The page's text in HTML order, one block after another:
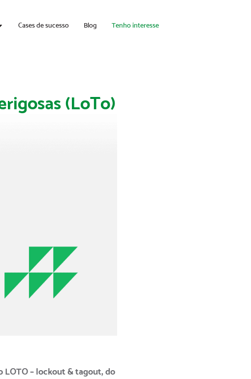
Cases de sucesso Blog Tenho interesse
(LoTo)
LOTO – lockout & tagout, do